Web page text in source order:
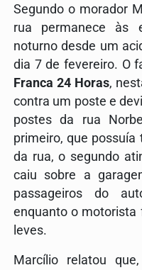
Segundo o morador
rua permanece às
noturno desde um
dia 7 de fevereiro. O
Franca 24 Horas,
contra um poste e
postes da rua
primeiro, que
da rua, o segundo
caiu sobre a
passageiros do
enquanto o motorista
leves.
Marcílio relatou